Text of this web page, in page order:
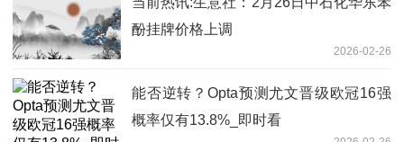
酚挂牌价格上调
2026-02-26
能否逆转？Opta预测尤文晋级欧冠16强
概率仅有13.8%_即时看